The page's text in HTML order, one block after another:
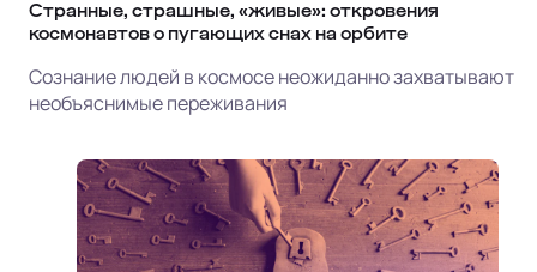
Странные, страшные, «живые»: откровения
космонавтов о пугающих снах на орбите
Сознание людей в космосе неожиданно захватывают
необъяснимые переживания